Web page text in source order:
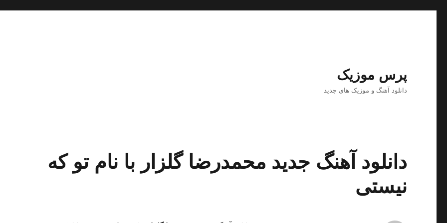
پرس موزیک
دانلود آهنگ و موزیک های جدید
دانلود آهنگ جدید محمدرضا گلزار با نام تو که
نیستى